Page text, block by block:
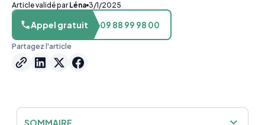
Article validé par Léna 3/1/2025
Appel gratuit 09 88 99 98 00
Partagez l'article
SOMMAIRE